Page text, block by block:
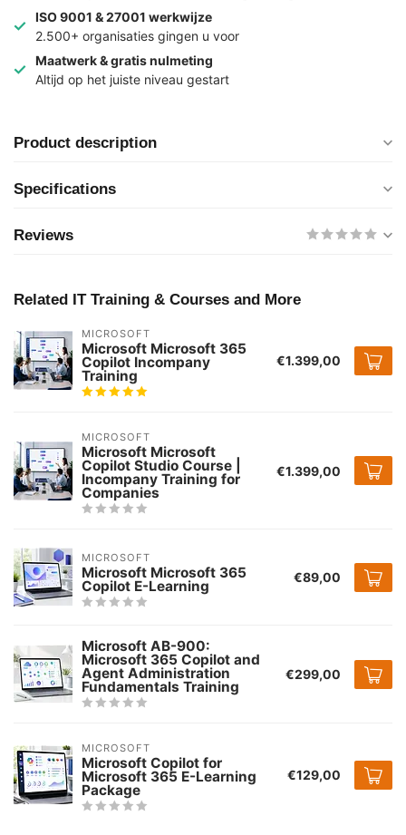
ISO 9001 & 27001 werkwijze
2.500+ organisaties gingen u voor
Maatwerk & gratis nulmeting
Altijd op het juiste niveau gestart
Product description
Specifications
Reviews
Related IT Training & Courses and More
MICROSOFT
Microsoft Microsoft 365
Copilot Incompany
Training
€1.399,00
MICROSOFT
Microsoft Microsoft
Copilot Studio Course |
Incompany Training for
Companies
€1.399,00
MICROSOFT
Microsoft Microsoft 365
Copilot E-Learning €89,00
Microsoft AB-900:
Microsoft 365 Copilot and
Agent Administration
Fundamentals Training
€299,00
MICROSOFT
Microsoft Copilot for
Microsoft 365 E-Learning
Package
€129,00